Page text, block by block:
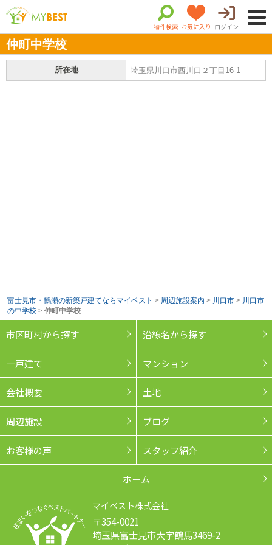
物件検索 お気に入り ログイン
仲町中学校
所在地 埼玉県川口市西川口２丁目16-1
富士見市・鶴瀬の新築戸建てならマイベスト > 周辺施設案内 > 川口市 > 川口市
の中学校 > 仲町中学校
市区町村から探す 沿線名から探す
一戸建て マンション
会社概要 土地
周辺施設 ブログ
お客様の声 スタッフ紹介
ホーム
マイベスト株式会社
〒354-0021
埼玉県富士見市大字鶴馬3469-2